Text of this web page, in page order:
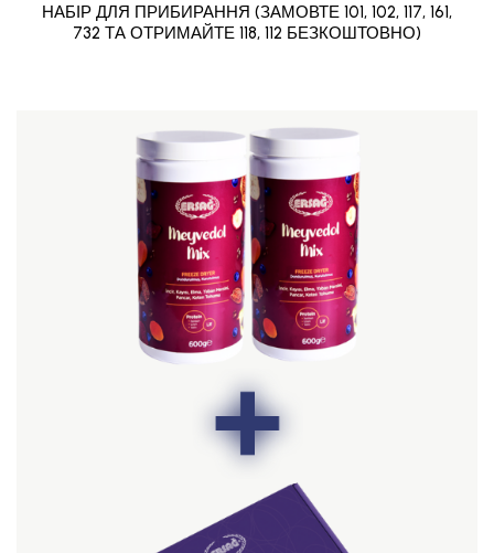
НАБІР ДЛЯ ПРИБИРАННЯ (ЗАМОВТЕ 101, 102, 117, 161,
732 ТА ОТРИМАЙТЕ 118, 112 БЕЗКОШТОВНО)